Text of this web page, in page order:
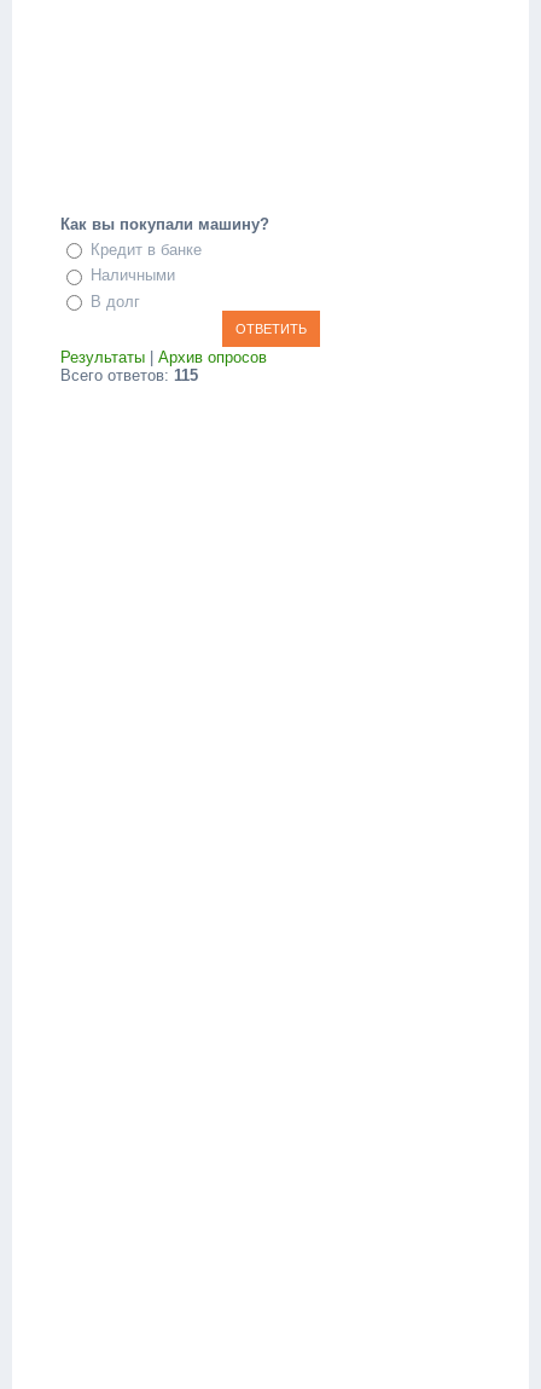
Как вы покупали машину?
Кредит в банке
Наличными
В долг
Результаты
Архив опросов
Всего ответов: 115